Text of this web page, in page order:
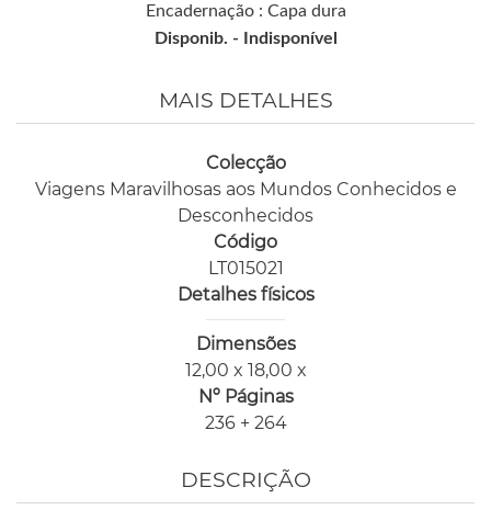
Encadernação : Capa dura
Disponib. -
Indisponível
MAIS DETALHES
Colecção
Viagens Maravilhosas aos Mundos Conhecidos e
Desconhecidos
Código
LT015021
Detalhes físicos
Dimensões
12,00 x 18,00 x
Nº Páginas
236 + 264
DESCRIÇÃO